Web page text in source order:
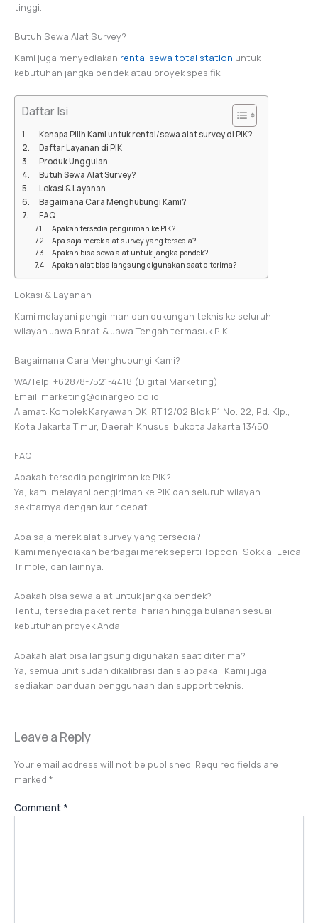
tinggi.
Butuh Sewa Alat Survey?
Kami juga menyediakan rental sewa total station untuk
kebutuhan jangka pendek atau proyek spesifik.
Daftar Isi
Kenapa Pilih Kami untuk rental/sewa alat survey di PIK?
Daftar Layanan di PIK
Produk Unggulan
Butuh Sewa Alat Survey?
Lokasi & Layanan
Bagaimana Cara Menghubungi Kami?
FAQ
Apakah tersedia pengiriman ke PIK?
Apa saja merek alat survey yang tersedia?
Apakah bisa sewa alat untuk jangka pendek?
Apakah alat bisa langsung digunakan saat diterima?
Lokasi & Layanan
Kami melayani pengiriman dan dukungan teknis ke seluruh
wilayah Jawa Barat & Jawa Tengah termasuk PIK. .
Bagaimana Cara Menghubungi Kami?
WA/Telp: +62878-7521-4418 (Digital Marketing)
Email: marketing@dinargeo.co.id
Alamat: Komplek Karyawan DKI RT 12/02 Blok P1 No. 22, Pd. Klp.,
Kota Jakarta Timur, Daerah Khusus Ibukota Jakarta 13450
FAQ
Apakah tersedia pengiriman ke PIK?
Ya, kami melayani pengiriman ke PIK dan seluruh wilayah
sekitarnya dengan kurir cepat.
Apa saja merek alat survey yang tersedia?
Kami menyediakan berbagai merek seperti Topcon, Sokkia, Leica,
Trimble, dan lainnya.
Apakah bisa sewa alat untuk jangka pendek?
Tentu, tersedia paket rental harian hingga bulanan sesuai
kebutuhan proyek Anda.
Apakah alat bisa langsung digunakan saat diterima?
Ya, semua unit sudah dikalibrasi dan siap pakai. Kami juga
sediakan panduan penggunaan dan support teknis.
Leave a Reply
Your email address will not be published. Required fields are
marked *
Comment *